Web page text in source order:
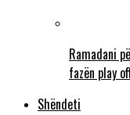
Ramadani
fazën play
Shëndeti